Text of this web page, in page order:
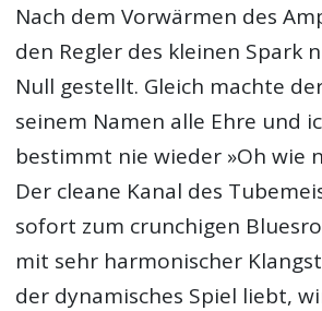
Nach dem Vorwärmen des
den Regler des kleinen Spark
Null gestellt. Gleich machte
seinem Namen alle Ehre und
bestimmt nie wieder »Oh wie
Der cleane Kanal des
sofort zum crunchigen
mit sehr harmonischer
der dynamisches Spiel liebt,